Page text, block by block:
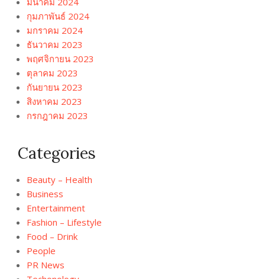
กุมภาพันธ์ 2024
มกราคม 2024
ธันวาคม 2023
พฤศจิกายน 2023
ตุลาคม 2023
กันยายน 2023
สิงหาคม 2023
กรกฎาคม 2023
Categories
Beauty – Health
Business
Entertainment
Fashion – Lifestyle
Food – Drink
People
PR News